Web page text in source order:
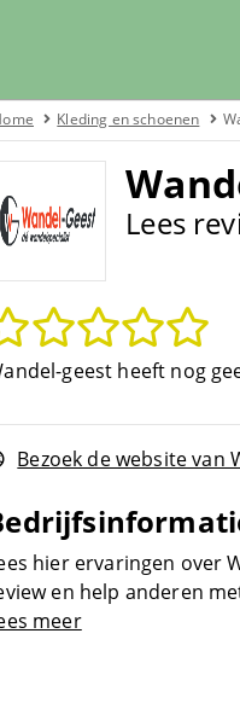
Kleding en schoenen
Lees
geest heeft nog
Bezoek de website van
hier ervaringen over
en help anderen
meer